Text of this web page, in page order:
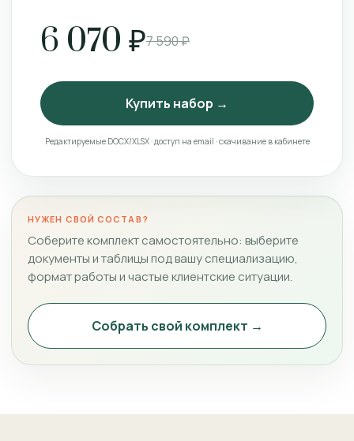
6 070 ₽7 590 ₽
Купить набор →
Редактируемые DOCX/XLSX · доступ на email · скачивание в кабинете
НУЖЕН СВОЙ СОСТАВ?
Соберите комплект самостоятельно: выберите
документы и таблицы под вашу специализацию,
формат работы и частые клиентские ситуации.
Собрать свой комплект →